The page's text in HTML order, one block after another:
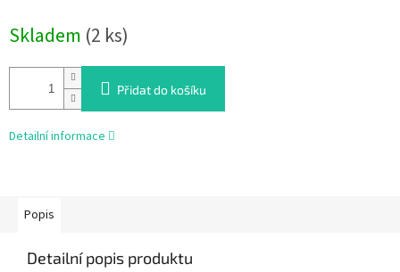
cena:
Skladem (2 ks)
Přidat do košíku
Detailní informace
Popis
Detailní popis produktu